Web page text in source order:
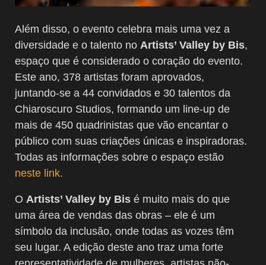
Além disso, o evento celebra mais uma vez a
diversidade e o talento no Artists’ Valley by Bis,
espaço que é considerado o coração do evento.
Este ano, 378 artistas foram aprovados,
juntando-se a 44 convidados e 30 talentos da
Chiaroscuro Studios, formando um line-up de
mais de 450 quadrinistas que vão encantar o
público com suas criações únicas e inspiradoras.
Todas as informações sobre o espaço estão
neste link.
O Artists’ Valley by Bis é muito mais do que
uma área de vendas das obras – ele é um
símbolo da inclusão, onde todas as vozes têm
seu lugar. A edição deste ano traz uma forte